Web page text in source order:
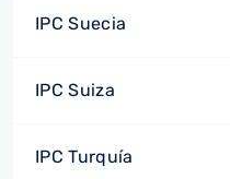
IPC Suecia
IPC Suiza
IPC Turquía